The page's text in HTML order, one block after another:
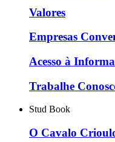
Valores
Empresas
Acesso à
Trabalhe
Stud Book
O Cavalo